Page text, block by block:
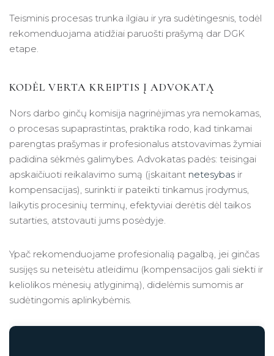
Teisminis procesas trunka ilgiau ir yra sudėtingesnis, todėl
rekomenduojama atidžiai paruošti prašymą dar DGK
etape.
KODĖL VERTA KREIPTIS Į ADVOKATĄ
Nors darbo ginčų komisija nagrinėjimas yra nemokamas,
o procesas supaprastintas, praktika rodo, kad tinkamai
parengtas prašymas ir profesionalus atstovavimas žymiai
padidina sėkmės galimybes. Advokatas padės: teisingai
apskaičiuoti reikalavimo sumą (įskaitant netesybas ir
kompensacijas), surinkti ir pateikti tinkamus įrodymus,
laikytis procesinių terminų, efektyviai derėtis dėl taikos
sutarties, atstovauti jums posėdyje.
Ypač rekomenduojame profesionalią pagalbą, jei ginčas
susijęs su neteisėtu atleidimu (kompensacijos gali siekti ir
keliolikos mėnesių atlyginimą), didelėmis sumomis ar
sudėtingomis aplinkybėmis.